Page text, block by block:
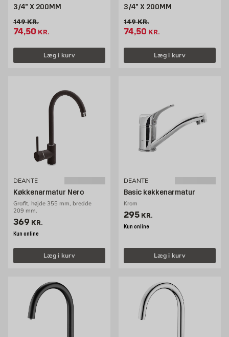
3/4" X 200MM
Gammel pris 149 kr. /stk
149KR.
Tilbudspris 74.5 kr. /stk
74,50 KR.
Læg i kurv
3/4" X 200MM
Gammel pris 149 kr. /stk
149KR.
Tilbudspris 74.5 kr. /stk
74,50 KR.
Læg i kurv
DEANTE
Køkkenarmatur Nero
Grafit, højde 355 mm, bredde
209 mm.
Pris 369 kr. /stk
369 KR.
Kun online
Læg i kurv
DEANTE
Basic køkkenarmatur
Krom
Pris 295 kr. /stk
295 KR.
Kun online
Læg i kurv